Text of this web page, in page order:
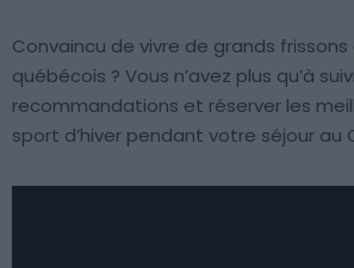
Convaincu de vivre de grands
québécois ? Vous n’avez plus qu’à
recommandations et réserver les
sport d’hiver pendant votre séjour au